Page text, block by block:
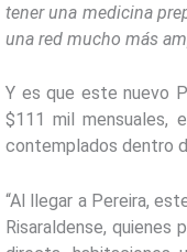
tener una medicina
una red mucho más
Y es que este nuevo
$111 mil mensuales,
contemplados dentro
“Al llegar a Pereira,
Risaraldense,